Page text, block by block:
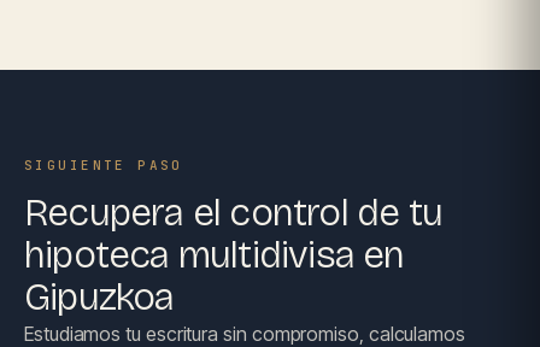
SIGUIENTE PASO
Recupera el control de tu
hipoteca multidivisa en
Gipuzkoa
Estudiamos tu escritura sin compromiso, calculamos